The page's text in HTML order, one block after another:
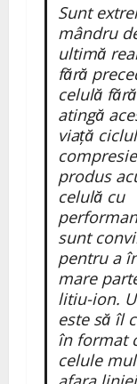
Sunt
mândru
ultimă
fără
celulă
atingă
viață
produs
celulă cu
sunt
pentru a
mare
litiu-ion.
este să îl
în format
celule